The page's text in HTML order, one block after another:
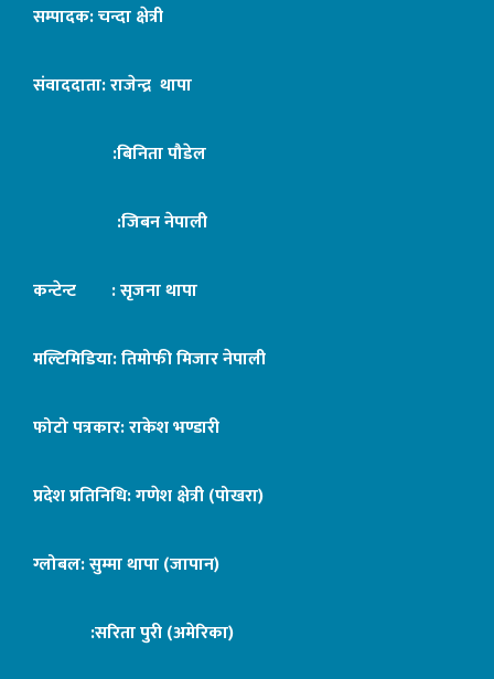
सम्पादक: चन्दा क्षेत्री
संवाददाता: राजेन्द्र थापा
:बिनिता पौडेल
:जिबन नेपाली
कन्टेन्ट : सृजना थापा
मल्टिमिडिया: तिमोफी मिजार नेपाली
फोटो पत्रकार: राकेश भण्डारी
प्रदेश प्रतिनिधि: गणेश क्षेत्री (पोखरा)
ग्लोबल: सुम्मा थापा (जापान)
:सरिता पुरी (अमेरिका)